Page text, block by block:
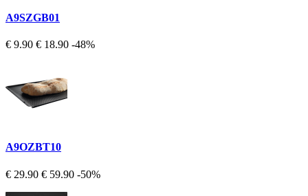
A9SZGB01
€ 9.90 € 18.90 -48%
A9OZBT10
€ 29.90 € 59.90 -50%